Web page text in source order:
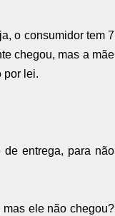
o consumidor tem 7
chegou, mas a mãe
por lei.
entrega, para não
mas ele não chegou?